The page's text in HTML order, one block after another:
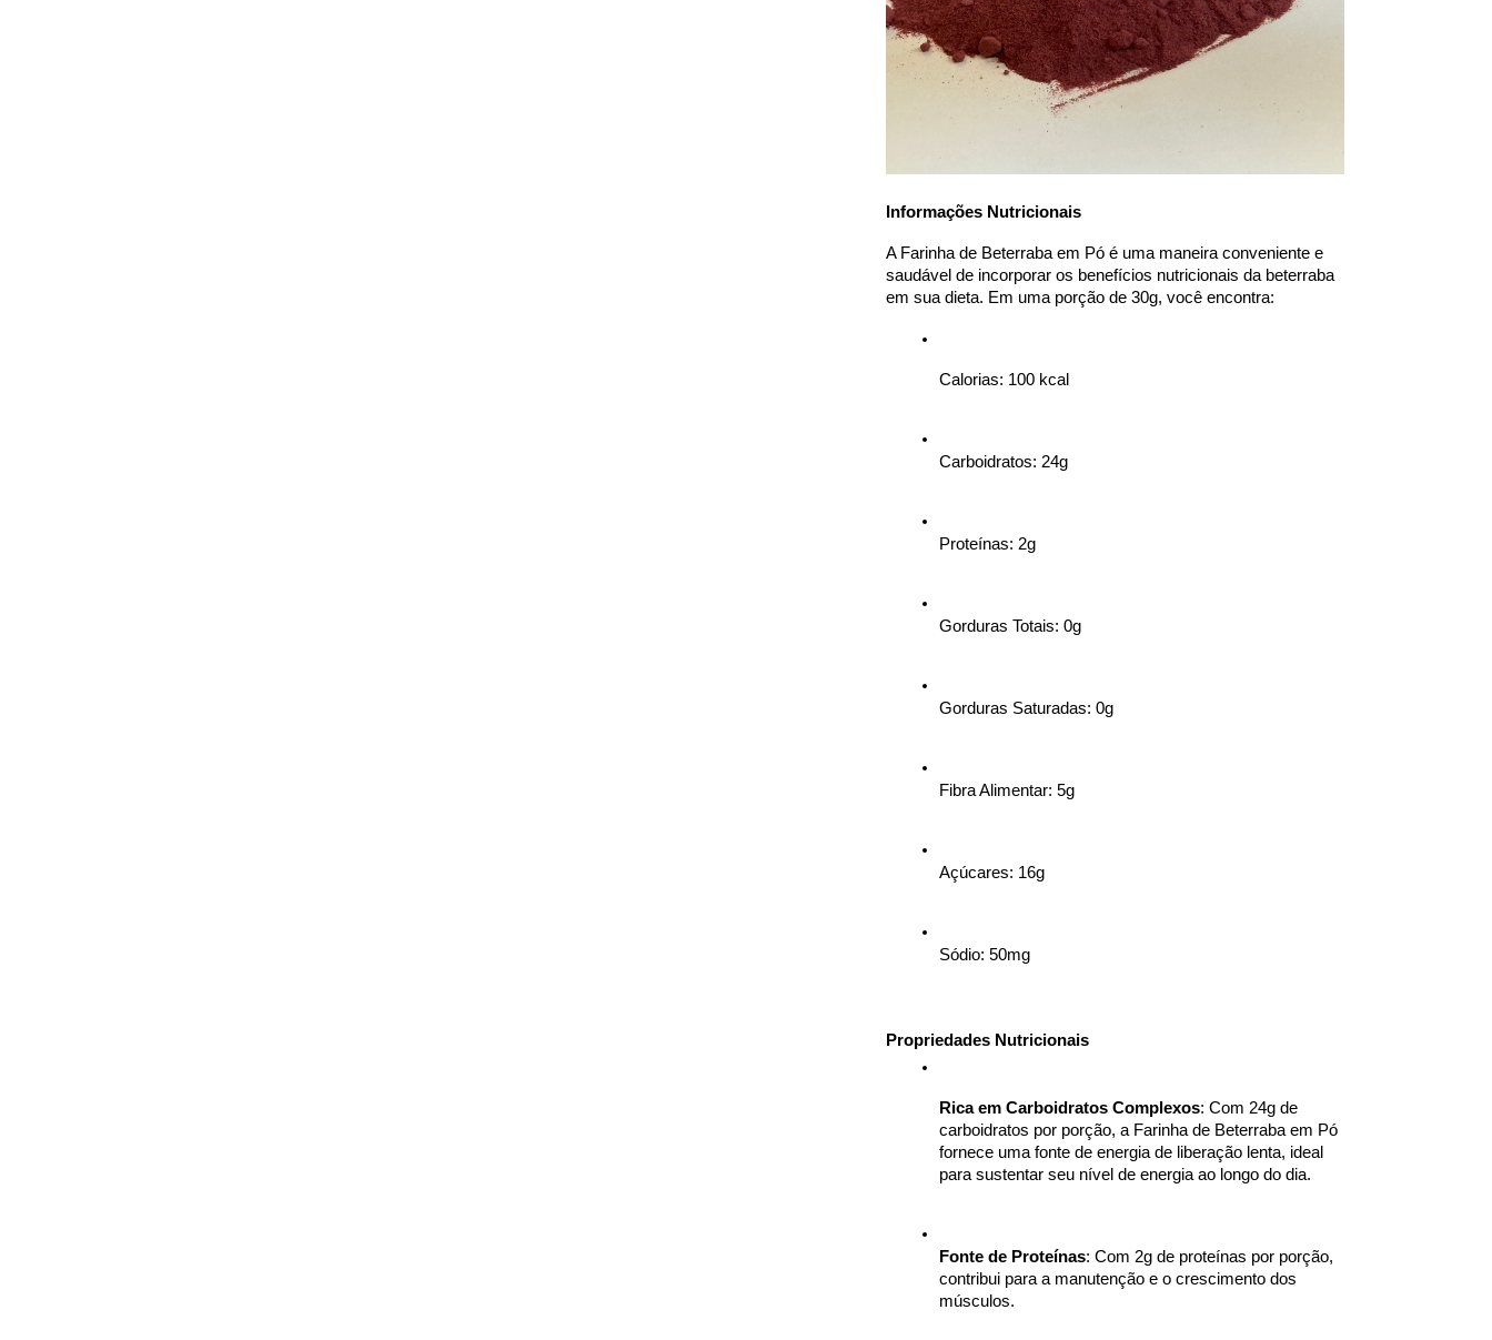
Informações Nutricionais
A Farinha de Beterraba em Pó é uma maneira conveniente e
saudável de incorporar os benefícios nutricionais da beterraba
em sua dieta. Em uma porção de 30g, você encontra:
Calorias: 100 kcal
Carboidratos: 24g
Proteínas: 2g
Gorduras Totais: 0g
Gorduras Saturadas: 0g
Fibra Alimentar: 5g
Açúcares: 16g
Sódio: 50mg
Propriedades Nutricionais
Rica em Carboidratos Complexos: Com 24g de
carboidratos por porção, a Farinha de Beterraba em Pó
fornece uma fonte de energia de liberação lenta, ideal
para sustentar seu nível de energia ao longo do dia.
Fonte de Proteínas: Com 2g de proteínas por porção,
contribui para a manutenção e o crescimento dos
músculos.